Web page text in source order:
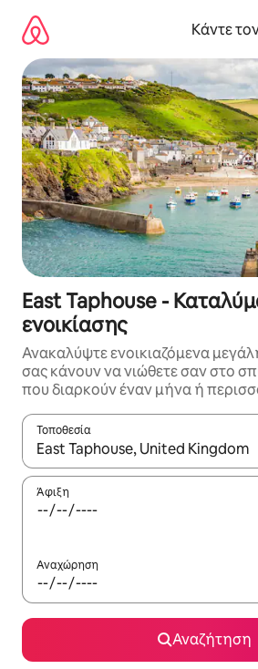
περιεχόμενο
Κάντε
East Taphouse -
ενοικίασης
Ανακαλύψτε ενοικιαζόμενα
σας κάνουν να νιώθετε σαν στο
που διαρκούν έναν μήνα ή
Τοποθεσία
Όταν τα αποτελέσματα είναι
Άφιξη
Αναχώρηση
Αναζήτηση